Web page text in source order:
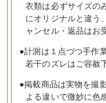
衣類は必ずサイズの
にオリジナルと違う
ャンセル・返品はお
●計測は１点づつ手作
若干のズレはご容赦
●掲載商品は実物を撮
よる違いで微妙に色